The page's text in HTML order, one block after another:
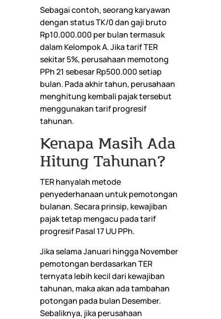
Sebagai contoh, seorang karyawan
dengan status TK/0 dan gaji bruto
Rp10.000.000 per bulan termasuk
dalam Kelompok A. Jika tarif TER
sekitar 5%, perusahaan memotong
PPh 21 sebesar Rp500.000 setiap
bulan. Pada akhir tahun, perusahaan
menghitung kembali pajak tersebut
menggunakan tarif progresif
tahunan.
Kenapa Masih Ada
Hitung Tahunan?
TER hanyalah metode
penyederhanaan untuk pemotongan
bulanan. Secara prinsip, kewajiban
pajak tetap mengacu pada tarif
progresif Pasal 17 UU PPh.
Jika selama Januari hingga November
pemotongan berdasarkan TER
ternyata lebih kecil dari kewajiban
tahunan, maka akan ada tambahan
potongan pada bulan Desember.
Sebaliknya, jika perusahaan